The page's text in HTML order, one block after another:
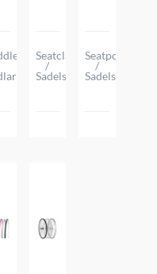
Seatclamps
/
Sadelstolpsklammor
Seatposts
/
Sadelstolpar